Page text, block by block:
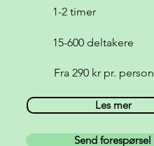
1-2 timer
15-600 deltakere
Fra 290 kr pr. person
Les mer
Send forespørsel